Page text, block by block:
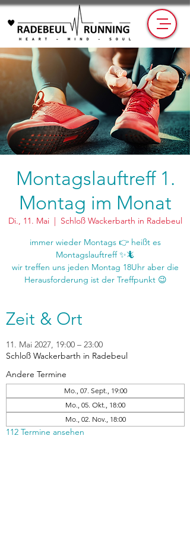
Montagslauftreff 1.
Montag im Monat
Di., 11. Mai
  |
Schloß Wackerbarth in Radebeul
immer wieder Montags 👉 heißt es
Montagslauftreff ✨🦎
wir treffen uns jeden Montag 18Uhr aber die
Zeit & Ort
11. Mai 2027, 19:00 – 23:00
Schloß Wackerbarth in Radebeul
Andere Termine
Mo., 07. Sept., 19:00
Mo., 05. Okt., 18:00
Mo., 02. Nov., 18:00
112 Termine ansehen